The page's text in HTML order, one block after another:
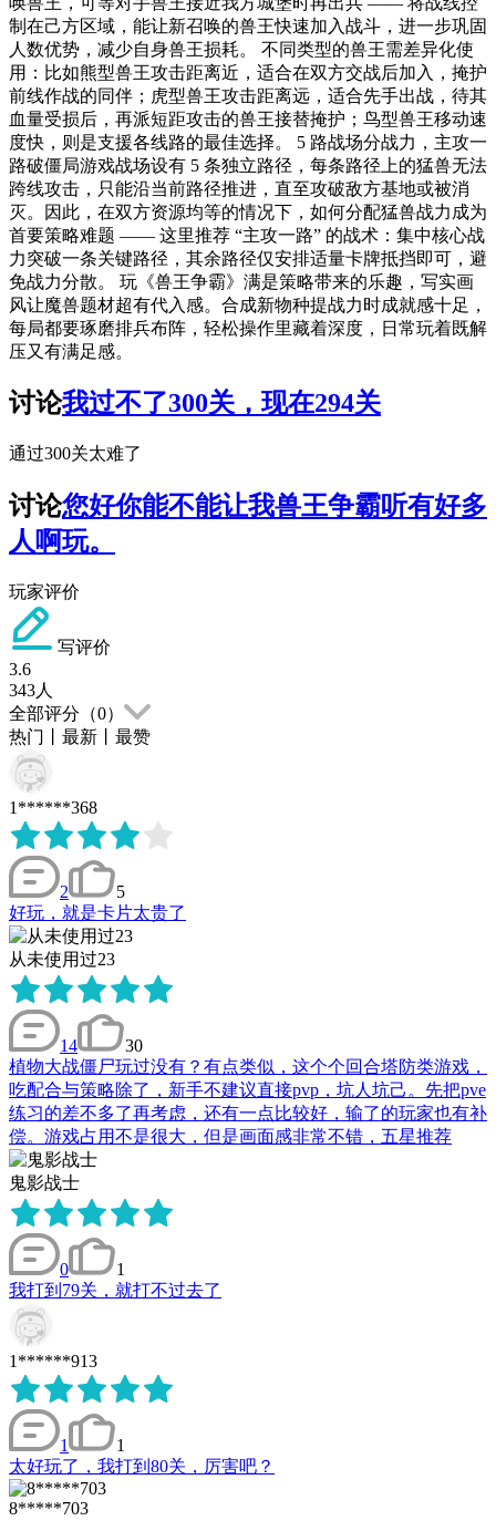
制在己方区域，能让新召唤的兽王快速加入战斗，进一步巩固
人数优势，减少自身兽王损耗。 不同类型的兽王需差异化使
用：比如熊型兽王攻击距离近，适合在双方交战后加入，掩护
前线作战的同伴；虎型兽王攻击距离远，适合先手出战，待其
血量受损后，再派短距攻击的兽王接替掩护；鸟型兽王移动速
度快，则是支援各线路的最佳选择。 5 路战场分战力，主攻一
路破僵局游戏战场设有 5 条独立路径，每条路径上的猛兽无法
跨线攻击，只能沿当前路径推进，直至攻破敌方基地或被消
灭。因此，在双方资源均等的情况下，如何分配猛兽战力成为
首要策略难题 —— 这里推荐 “主攻一路” 的战术：集中核心战
力突破一条关键路径，其余路径仅安排适量卡牌抵挡即可，避
免战力分散。 玩《兽王争霸》满是策略带来的乐趣，写实画
风让魔兽题材超有代入感。合成新物种提战力时成就感十足，
每局都要琢磨排兵布阵，轻松操作里藏着深度，日常玩着既解
压又有满足感。
讨论我过不了300关，现在294关
通过300关太难了
讨论您好你能不能让我兽王争霸听有好多
人啊玩。
玩家评价
写评价
3.6
343人
全部评分（0）
热门
最新 最赞
1******368
2
5
好玩，就是卡片太贵了
从未使用过23
14
30
植物大战僵尸玩过没有？有点类似，这个个回合塔防类游戏，
吃配合与策略除了，新手不建议直接pvp，坑人坑己。先把pve
练习的差不多了再考虑，还有一点比较好，输了的玩家也有补
偿。游戏占用不是很大，但是画面感非常不错，五星推荐
鬼影战士
0
1
我打到79关，就打不过去了
1******913
1
1
太好玩了，我打到80关，厉害吧？
8*****703